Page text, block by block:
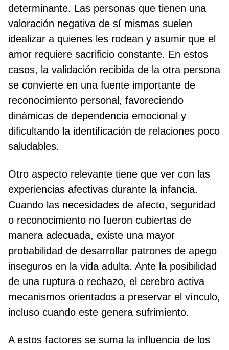
determinante. Las personas que tienen una
valoración negativa de sí mismas suelen
idealizar a quienes les rodean y asumir que el
amor requiere sacrificio constante. En estos
casos, la validación recibida de la otra persona
se convierte en una fuente importante de
reconocimiento personal, favoreciendo
dinámicas de dependencia emocional y
dificultando la identificación de relaciones poco
saludables.
Otro aspecto relevante tiene que ver con las
experiencias afectivas durante la infancia.
Cuando las necesidades de afecto, seguridad
o reconocimiento no fueron cubiertas de
manera adecuada, existe una mayor
probabilidad de desarrollar patrones de apego
inseguros en la vida adulta. Ante la posibilidad
de una ruptura o rechazo, el cerebro activa
mecanismos orientados a preservar el vínculo,
incluso cuando este genera sufrimiento.
A estos factores se suma la influencia de los